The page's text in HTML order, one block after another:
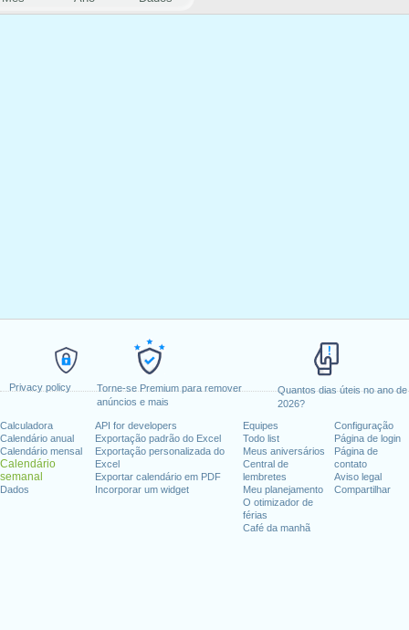
Privacy policy
Torne-se Premium para remover
anúncios e mais
Quantos dias úteis no ano de
2026?
Calculadora
Calendário anual
Calendário mensal
Calendário
semanal
Dados
API for developers
Exportação padrão do Excel
Exportação personalizada do
Excel
Exportar calendário em PDF
Incorporar um widget
Equipes
Todo list
Meus aniversários
Central de
lembretes
Meu planejamento
O otimizador de
férias
Café da manhã
Configuração
Página de login
Página de
contato
Aviso legal
Compartilhar